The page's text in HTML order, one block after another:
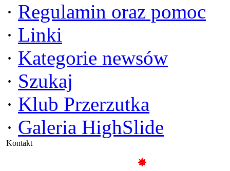
· Regulamin oraz pomoc
· Linki
· Kategorie newsów
· Szukaj
· Klub Przerzutka
· Galeria HighSlide
Kontakt